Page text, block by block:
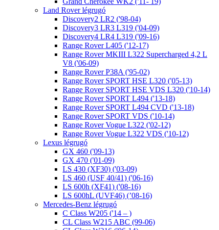
Land Rover légrugó
Discovery2 LR2 ('98-04)
Discovery3 LR3 L319 ('04-09)
Discovery4 LR4 L319 ('09-16)
Range Rover L405 ('12-17)
Range Rover MKIII L322 Supercharged 4,2 L
V8 ('06-09)
Range Rover P38A ('95-02)
Range Rover SPORT HSE L320 ('05-13)
Range Rover SPORT HSE VDS L320 ('10-14)
Range Rover SPORT L494 ('13-18)
Range Rover SPORT L494 CVD ('13-18)
Range Rover SPORT VDS ('10-14)
Range Rover Vogue L322 ('02-12)
Range Rover Vogue L322 VDS ('10-12)
Lexus légrugó
GX 460 ('09-13)
GX 470 ('01-09)
LS 430 (XF30) ('03-09)
LS 460 (USF 40/41) ('06-16)
LS 600h (XF41) ('08-16)
LS 600hL (UVF46) (’08-16)
Mercedes-Benz légrugó
C Class W205 ('14 – )
CL Class W215 ABC (99-06)